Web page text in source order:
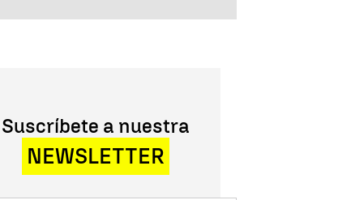
Suscríbete a nuestra
NEWSLETTER